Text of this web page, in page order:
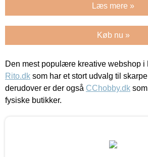
Læs mere »
Køb nu »
Den mest populære kreative webshop i
Rito.dk som har et stort udvalg til
derudover er der også CChobby.dk
fysiske butikker.